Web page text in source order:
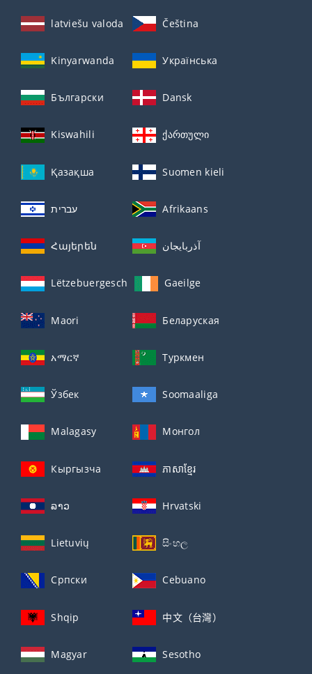
latviešu valoda Čeština
Kinyarwanda Українська
Български Dansk
Kiswahili ქართული
Қазақша Suomen kieli
עברית Afrikaans
Հայերեն آذربايجان
Lëtzebuergesch Gaeilge
Maori Беларуская
አማርኛ Туркмен
Ўзбек Soomaaliga
Malagasy Монгол
Кыргызча ភាសាខ្មែរ
ລາວ Hrvatski
Lietuvių සිංහල
Српски Cebuano
Shqip 中文（台灣）
Magyar Sesotho